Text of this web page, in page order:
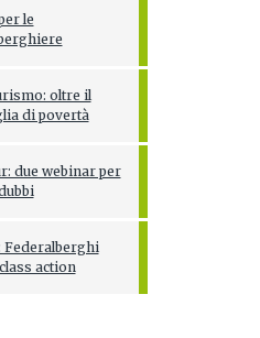
le
oltre il
di povertà
due webinar per
Federalberghi
action